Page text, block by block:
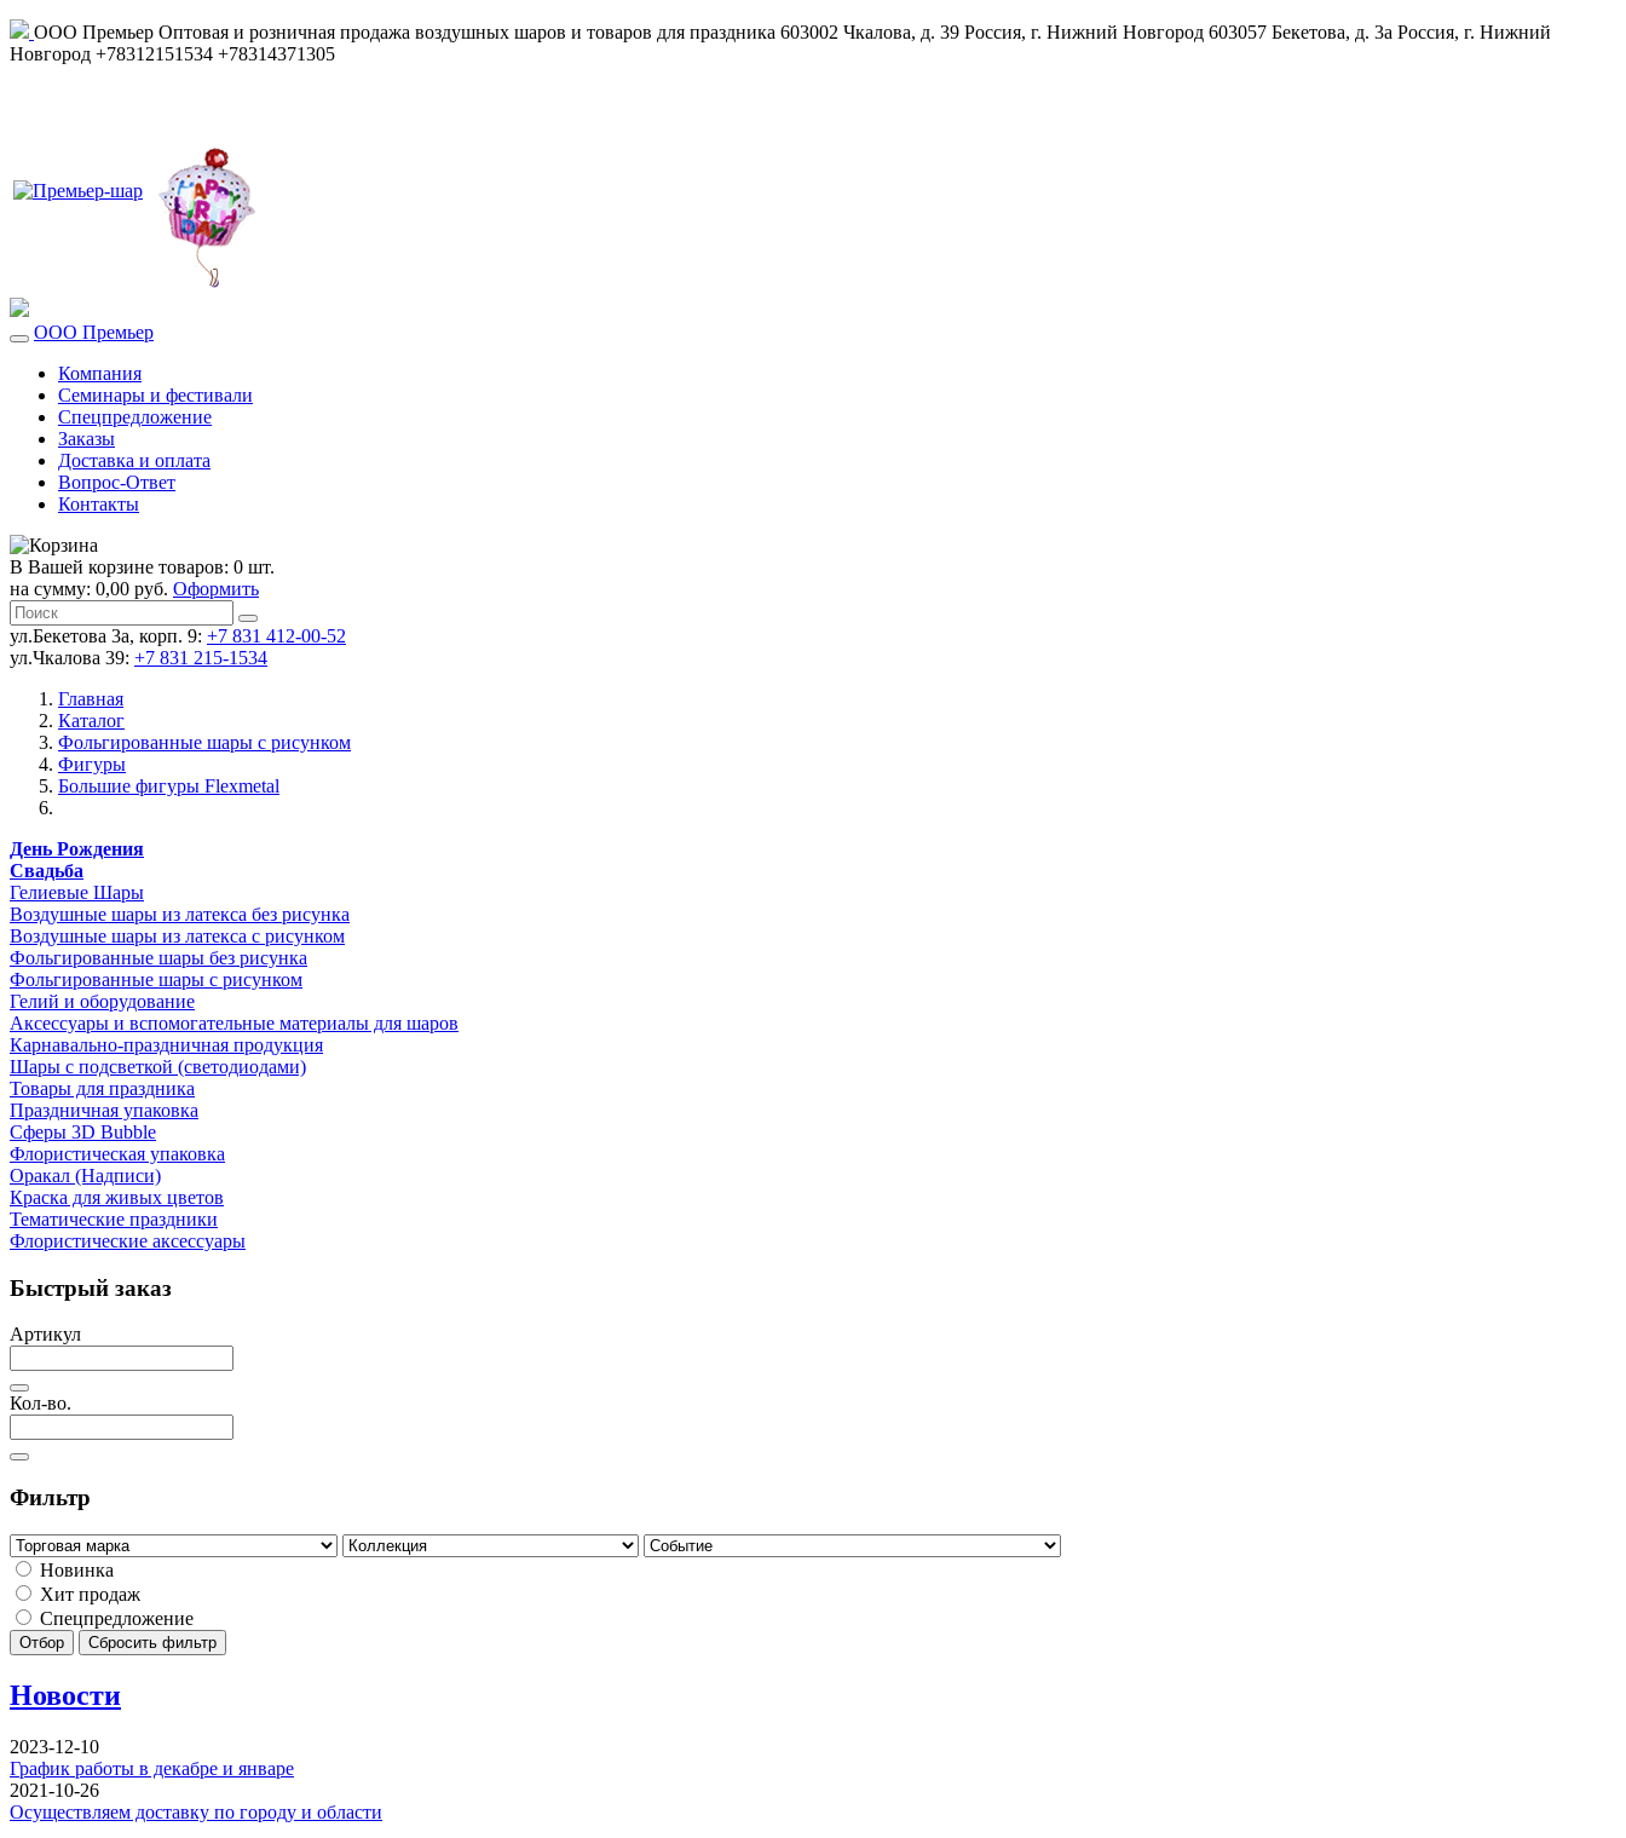
ООО Премьер Оптовая и розничная продажа воздушных шаров и товаров для праздника 603002 Чкалова, д. 39 Россия, г. Нижний Новгород 603057 Бекетова, д. 3а Россия, г. Нижний
Новгород +78312151534 +78314371305
ООО Премьер
Компания
Семинары и фестивали
Спецпредложение
Заказы
Доставка и оплата
Вопрос-Ответ
Контакты
В Вашей корзине товаров: 0 шт.
на сумму: 0,00 руб. Оформить
ул.Бекетова 3а, корп. 9: +7 831 412-00-52
ул.Чкалова 39: +7 831 215-1534
Главная
Каталог
Фольгированные шары с рисунком
Фигуры
Большие фигуры Flexmetal
День Рождения
Свадьба
Гелиевые Шары
Воздушные шары из латекса без рисунка
Воздушные шары из латекса с рисунком
Фольгированные шары без рисунка
Фольгированные шары с рисунком
Гелий и оборудование
Аксессуары и вспомогательные материалы для шаров
Карнавально-праздничная продукция
Шары с подсветкой (светодиодами)
Товары для праздника
Праздничная упаковка
Сферы 3D Bubble
Флористическая упаковка
Оракал (Надписи)
Краска для живых цветов
Тематические праздники
Флористические аксессуары
Быстрый заказ
Артикул
Кол-во.
Фильтр
Новинка
Хит продаж
Спецпредложение
Отбор Сбросить фильтр
Новости
2023-12-10
График работы в декабре и январе
2021-10-26
Осуществляем доставку по городу и области